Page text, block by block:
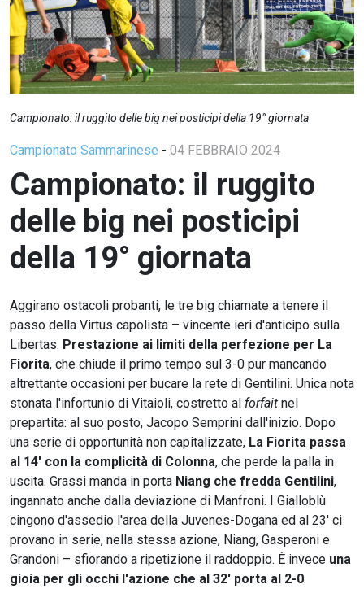
Campionato: il ruggito delle big nei posticipi della 19° giornata
Campionato Sammarinese - 04 FEBBRAIO 2024
Campionato: il ruggito
delle big nei posticipi
della 19° giornata
Aggirano ostacoli probanti, le tre big chiamate a tenere il
passo della Virtus capolista – vincente ieri d'anticipo sulla
Libertas. Prestazione ai limiti della perfezione per La
Fiorita, che chiude il primo tempo sul 3-0 pur mancando
altrettante occasioni per bucare la rete di Gentilini. Unica nota
stonata l'infortunio di Vitaioli, costretto al forfait nel
prepartita: al suo posto, Jacopo Semprini dall'inizio. Dopo
una serie di opportunità non capitalizzate, La Fiorita passa
al 14' con la complicità di Colonna, che perde la palla in
uscita. Grassi manda in porta Niang che fredda Gentilini,
ingannato anche dalla deviazione di Manfroni. I Gialloblù
cingono d'assedio l'area della Juvenes-Dogana ed al 23' ci
provano in serie, nella stessa azione, Niang, Gasperoni e
Grandoni – sfiorando a ripetizione il raddoppio. È invece una
gioia per gli occhi l'azione che al 32' porta al 2-0.